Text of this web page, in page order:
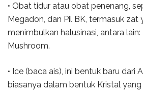
• Obat tidur atau obat penenang,
Megadon, dan Pil BK, termasuk zat
menimbulkan halusinasi, antara lain:
Mushroom.
• Ice (baca ais), ini bentuk baru dari
biasanya dalam bentuk Kristal